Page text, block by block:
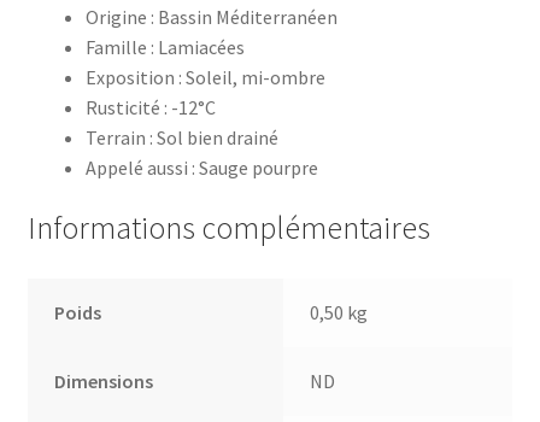
Origine : Bassin Méditerranéen
Famille : Lamiacées
Exposition : Soleil, mi-ombre
Rusticité : -12°C
Terrain : Sol bien drainé
Appelé aussi : Sauge pourpre
Informations complémentaires
Poids 0,50 kg
Dimensions ND